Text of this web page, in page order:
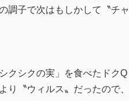
調子で次はもしかして〝チャ
クシクの実」を食べたドクQ
〝ウィルス〟だったので、